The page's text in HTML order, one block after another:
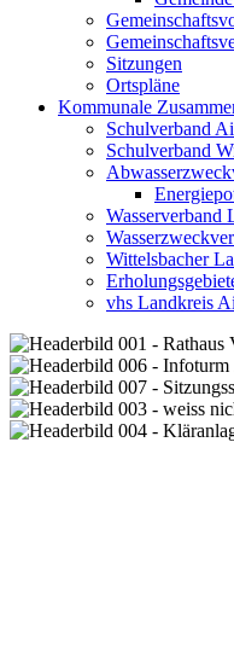
Sitzungen
Ortspläne
Kommunale
Schulverband
Schulverband
Wasserverband
Wittelsbacher
vhs Landkreis